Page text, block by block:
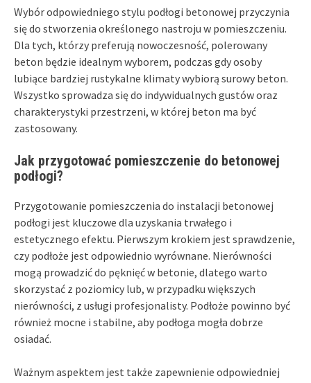
Wybór odpowiedniego stylu podłogi betonowej przyczynia
się do stworzenia określonego nastroju w pomieszczeniu.
Dla tych, którzy preferują nowoczesność, polerowany
beton będzie idealnym wyborem, podczas gdy osoby
lubiące bardziej rustykalne klimaty wybiorą surowy beton.
Wszystko sprowadza się do indywidualnych gustów oraz
charakterystyki przestrzeni, w której beton ma być
zastosowany.
Jak przygotować pomieszczenie do betonowej
podłogi?
Przygotowanie pomieszczenia do instalacji betonowej
podłogi jest kluczowe dla uzyskania trwałego i
estetycznego efektu. Pierwszym krokiem jest sprawdzenie,
czy podłoże jest odpowiednio wyrównane. Nierówności
mogą prowadzić do pęknięć w betonie, dlatego warto
skorzystać z poziomicy lub, w przypadku większych
nierówności, z usługi profesjonalisty. Podłoże powinno być
również mocne i stabilne, aby podłoga mogła dobrze
osiadać.
Ważnym aspektem jest także zapewnienie odpowiedniej